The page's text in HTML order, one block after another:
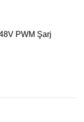
PWM Şarj